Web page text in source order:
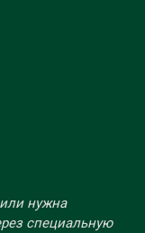
нужна
специальную